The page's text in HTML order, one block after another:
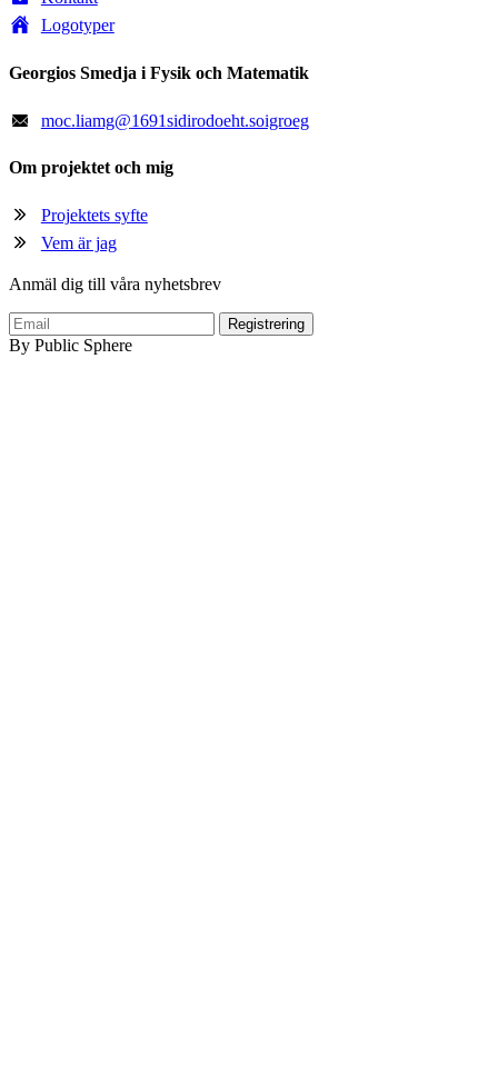
Logotyper
Georgios Smedja i Fysik och Matematik
moc.liamg@1691sidirodoeht.soigroeg
Om projektet och mig
Projektets syfte
Vem är jag
Anmäl dig till våra nyhetsbrev
By Public Sphere